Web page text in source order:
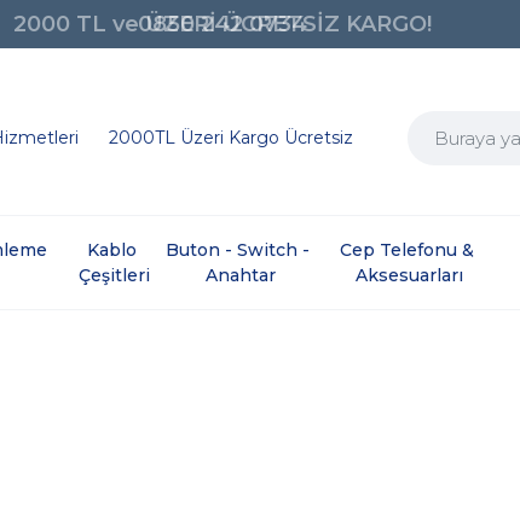
2000 TL ve ÜZERİ ÜCRETSİZ KARGO!
0850 242 0734
2000TL Üzeri Kargo Ücretsiz
Kablo
Çeşitleri
Buton - Switch -
Anahtar
Cep Telefonu &
Aksesuarları